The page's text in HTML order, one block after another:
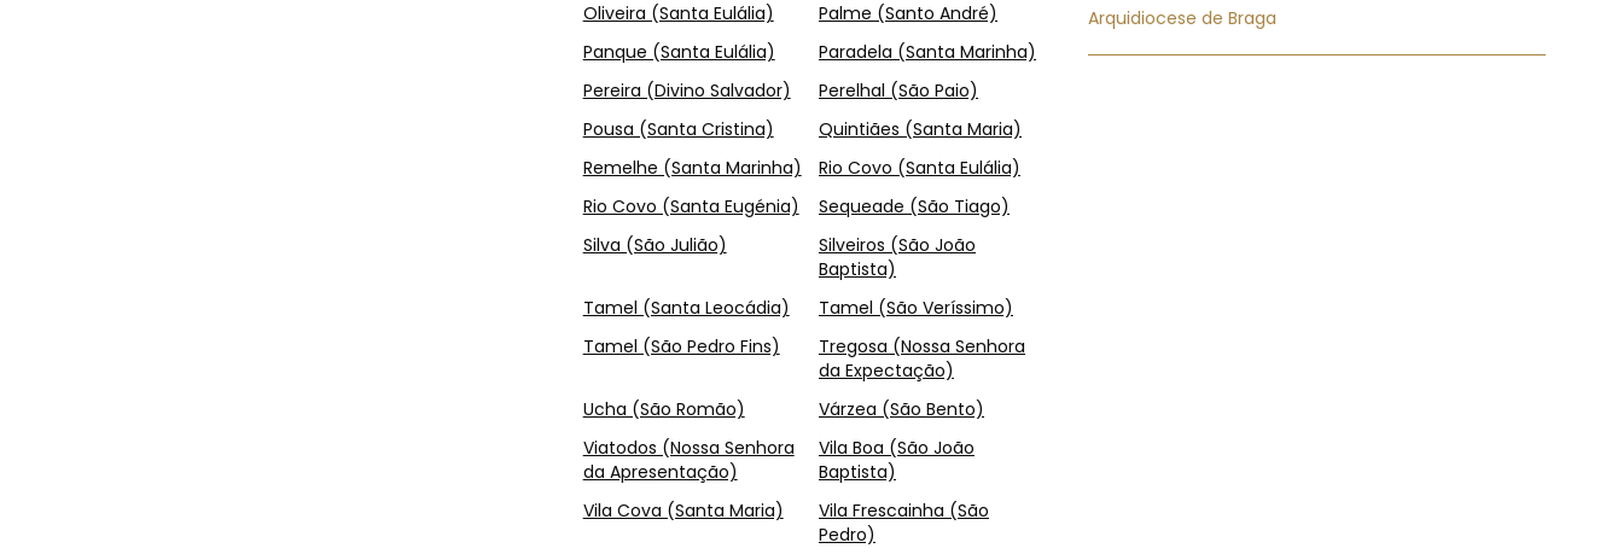
Oliveira (Santa Eulália)
Palme (Santo André)
Panque (Santa Eulália)
Paradela (Santa Marinha)
Pereira (Divino Salvador)
Perelhal (São Paio)
Pousa (Santa Cristina)
Quintiães (Santa Maria)
Remelhe (Santa Marinha)
Rio Covo (Santa Eulália)
Rio Covo (Santa Eugénia)
Sequeade (São Tiago)
Silva (São Julião)
Silveiros (São João
Baptista)
Tamel (Santa Leocádia)
Tamel (São Veríssimo)
Tamel (São Pedro Fins)
Tregosa (Nossa Senhora
da Expectação)
Ucha (São Romão)
Várzea (São Bento)
Viatodos (Nossa Senhora
da Apresentação)
Vila Boa (São João
Baptista)
Vila Cova (Santa Maria)
Vila Frescainha (São
Pedro)
Arquidiocese de Braga